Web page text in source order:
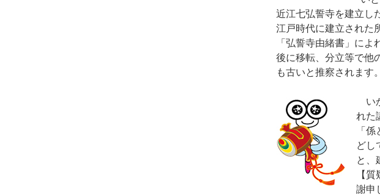
近江七弘誓寺を建立し
江戸時代に建立された
「弘誓寺由緒書」に
後に移転、分立等で他
も古いと推察されます。
い
れた
「
どし
と、
【
謝申